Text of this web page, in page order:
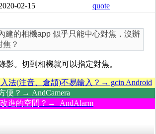
02-15 quote
建的相機app 似乎只能中心對焦，沒辦
？
影。切到相機就可以指定對焦。
法(注音、倉頡)不易輸入？→ gcin Android
便？→ AndCamera
進的空間？→ AndAlarm